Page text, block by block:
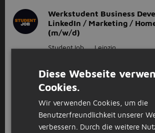
Werkstudent Business
LinkedIn / Marketing /
(m/w/d)
StudentJob Leipzig
Development / Marketing
StudentJob Leipzig
Diese Webseite
Cookies.
Wir verwenden Cookies, um die
Benutzerfreundlichkeit unserer
verbessern. Durch die weitere